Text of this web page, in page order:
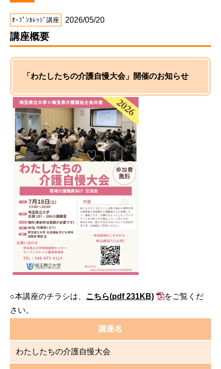
ｵｰﾌﾟﾝｶﾚｯｼﾞ講座 2026/05/20
講座概要
「わたしたちの介護自慢大会」開催のお知らせ
○本講座のチラシは、 こちら(pdf 231KB)
をご覧くだ
さい。
講座名
わたしたちの介護自慢大会